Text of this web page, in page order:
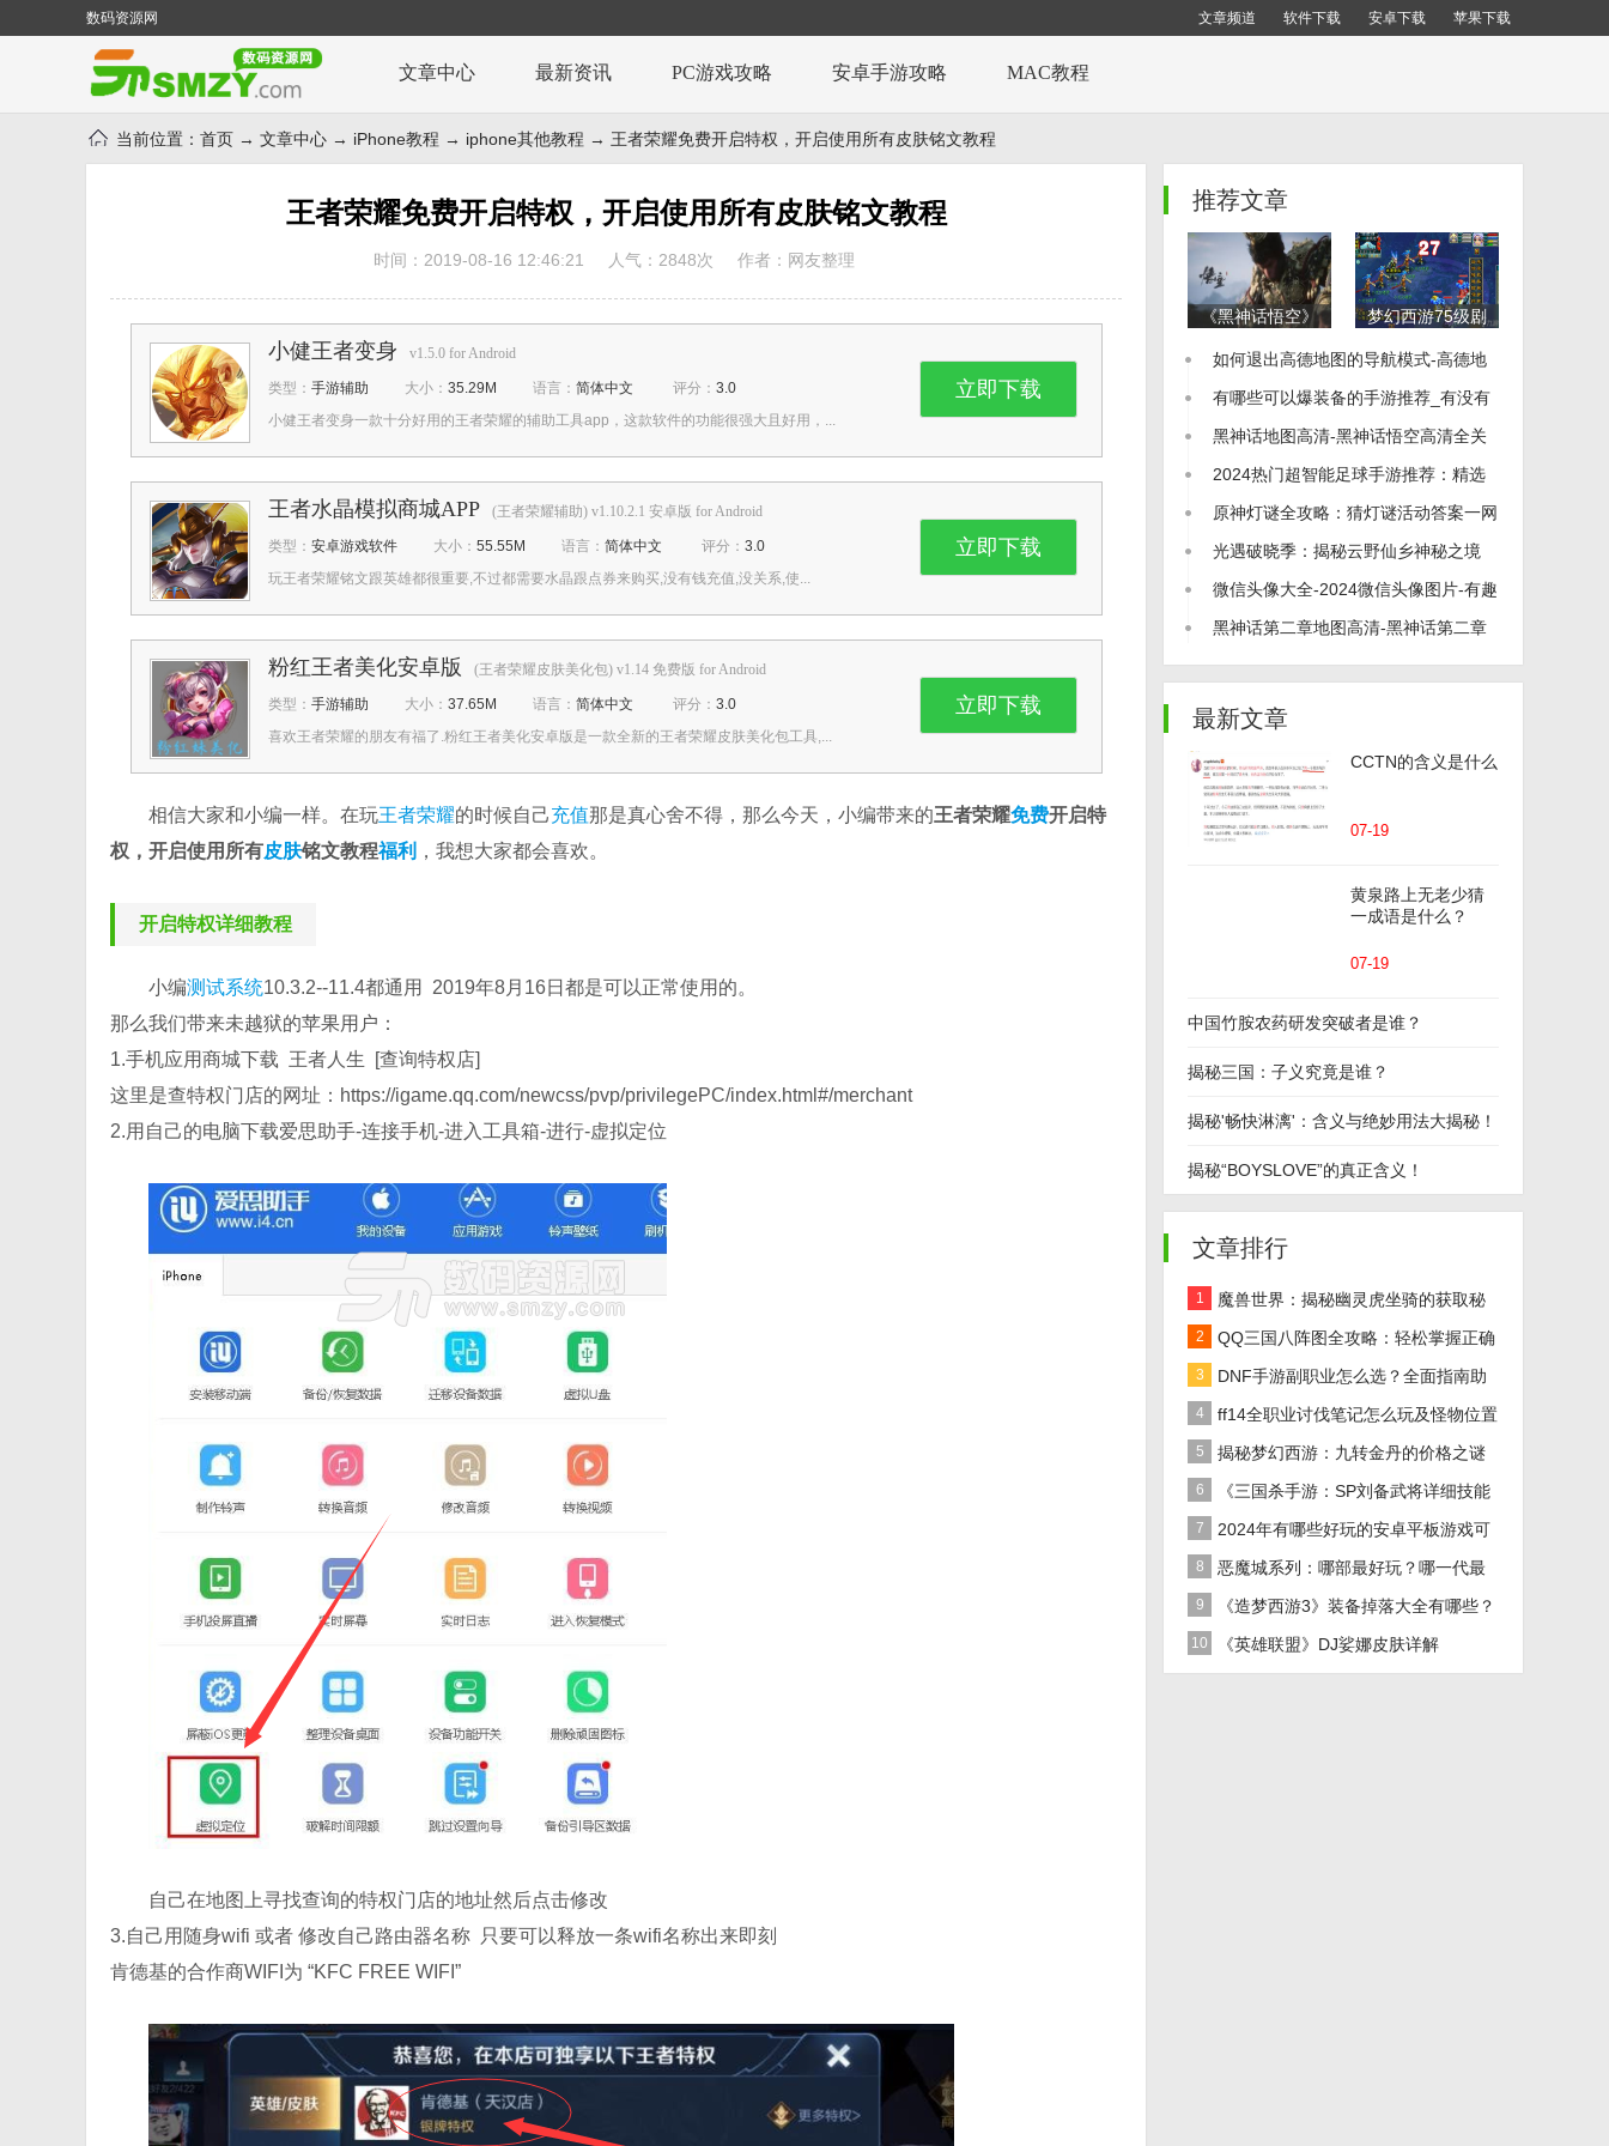
数码资源网 文章频道 软件下载 安卓下载 苹果下载
文章中心 最新资讯 PC游戏攻略 安卓手游攻略 MAC教程
当前位置： 首页 → 文章中心 → iPhone教程 → iphone其他教程 → 王者荣耀免费开启特权，开启使用所有皮肤铭文教程
王者荣耀免费开启特权，开启使用所有皮肤铭文教程
时间：2019-08-16 12:46:21 人气： 2848次 作者：网友整理
小健王者变身 v1.5.0 for Android
类型： 手游辅助 大小： 35.29M 语言： 简体中文 评分： 3.0
小健王者变身一款十分好用的王者荣耀的辅助工具app，这款软件的功能很强大且好用，...
立即下载
王者水晶模拟商城APP (王者荣耀辅助) v1.10.2.1 安卓版 for Android
类型： 安卓游戏软件 大小： 55.55M 语言： 简体中文 评分： 3.0
玩王者荣耀铭文跟英雄都很重要,不过都需要水晶跟点券来购买,没有钱充值,没关系,使...
立即下载
粉红王者美化安卓版 (王者荣耀皮肤美化包) v1.14 免费版 for Android
类型： 手游辅助 大小： 37.65M 语言： 简体中文 评分： 3.0
喜欢王者荣耀的朋友有福了.粉红王者美化安卓版是一款全新的王者荣耀皮肤美化包工具,...
立即下载
相信大家和小编一样。在玩王者荣耀的时候自己充值那是真心舍不得，那么今天，小编带来的王者荣耀免费开启特
权，开启使用所有皮肤铭文教程福利 ，我想大家都会喜欢。
开启特权详细教程
小编测试系统10.3.2--11.4都通用 2019年8月16日都是可以正常使用的。
那么我们带来未越狱的苹果用户：
1.手机应用商城下载 王者人生 [查询特权店]
这里是查特权门店的网址：https://igame.qq.com/newcss/pvp/privilegePC/index.html#/merchant
2.用自己的电脑下载爱思助手-连接手机-进入工具箱-进行-虚拟定位
自己在地图上寻找查询的特权门店的地址然后点击修改
3.自己用随身wifi 或者 修改自己路由器名称 只要可以释放一条wifi名称出来即刻
肯德基的合作商WIFI为 “KFC FREE WIFI”
推荐文章
《黑神话悟空》
全地图一览及收
集品位置指南
梦幻西游75级剧
流程详细攻略
如何退出高德地图的导航模式-高德地
图怎么退出导航
有哪些可以爆装备的手游推荐_有没有
可以爆装备的手游
黑神话地图高清-黑神话悟空高清全关
卡地图图片
2024热门超智能足球手游推荐：精选
足球游戏大全
原神灯谜全攻略：猜灯谜活动答案一网
打尽！
光遇破晓季：揭秘云野仙乡神秘之境
微信头像大全-2024微信头像图片-有趣
的微信头像
黑神话第二章地图高清-黑神话第二章
地图介绍
最新文章
CCTN的含义是什么
07-19
黄泉路上无老少猜
一成语是什么？
07-19
中国竹胺农药研发突破者是谁？
揭秘三国：子义究竟是谁？
揭秘'畅快淋漓'：含义与绝妙用法大揭秘！
揭秘“BOYSLOVE”的真正含义！
文章排行
1
魔兽世界：揭秘幽灵虎坐骑的获取秘
籍！
2
QQ三国八阵图全攻略：轻松掌握正确
路线
3
DNF手游副职业怎么选？全面指南助
你做出最佳决策！
4
ff14全职业讨伐笔记怎么玩及怪物位置
汇总在哪里？
5
揭秘梦幻西游：九转金丹的价格之谜
及全面解析
6
《三国杀手游：SP刘备武将详细技能
效果解析》
7
2024年有哪些好玩的安卓平板游戏可
以下载推荐？
8
恶魔城系列：哪部最好玩？哪一代最
经典？
9 《造梦西游3》装备掉落大全有哪些？
10 《英雄联盟》DJ娑娜皮肤详解